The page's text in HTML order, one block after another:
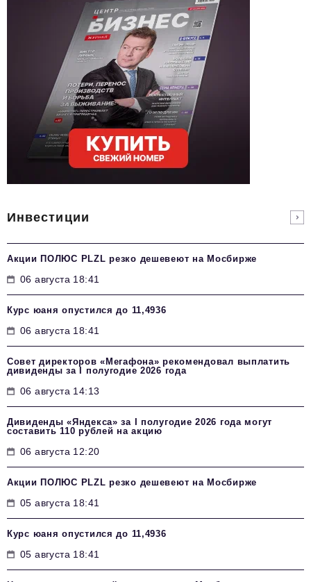
Инвестиции
Акции ПОЛЮС PLZL резко дешевеют на Мосбирже
06 августа 18:41
Курс юаня опустился до 11,4936
06 августа 18:41
Совет директоров «Мегафона» рекомендовал выплатить
дивиденды за I полугодие 2026 года
06 августа 14:13
Дивиденды «Яндекса» за I полугодие 2026 года могут
составить 110 рублей на акцию
06 августа 12:20
Акции ПОЛЮС PLZL резко дешевеют на Мосбирже
05 августа 18:41
Курс юаня опустился до 11,4936
05 августа 18:41